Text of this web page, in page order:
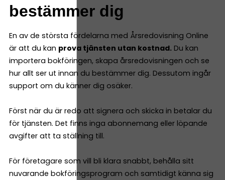
bestämmer dig
En av de största fördelarna med Årsredovisning Online
är att du kan prova tjänsten utan kostnad. Du kan
importera bokföringen, skapa årsredovisningen och se
hur allt ser ut innan du bestämmer dig. Dessutom ingår
support om du känner dig osäker.
Först när du är redo att signera och skicka in betalar du
för tjänsten. Det finns inga abonnemang eller löpande
avgifter att ta ställning till.
För företagare som vill bli klara snabbt, behålla sitt
nuvarande bokföringsprogram och samtidigt känna sig